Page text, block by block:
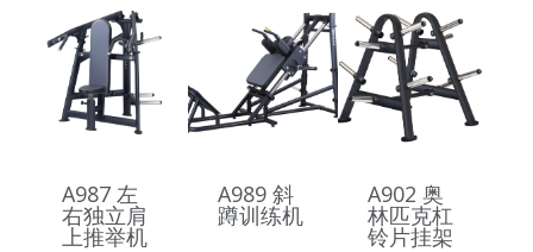
A987 左
右独立肩
上推举机
A989 斜
蹲训练机
A902 奥
林匹克杠
铃片挂架